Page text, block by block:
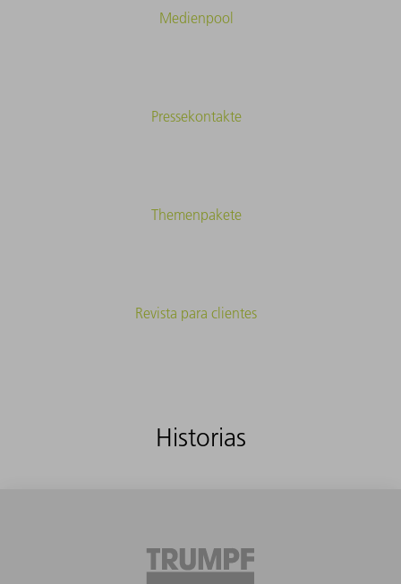
Medienpool
Pressekontakte
Themenpakete
Revista para clientes
Historias